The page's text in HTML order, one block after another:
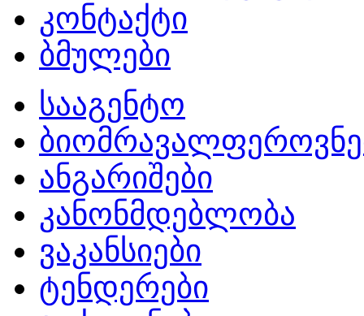
კონტაქტი
ბმულები
სააგენტო
ანგარიშები
კანონმდებლობა
ვაკანსიები
ტენდერები